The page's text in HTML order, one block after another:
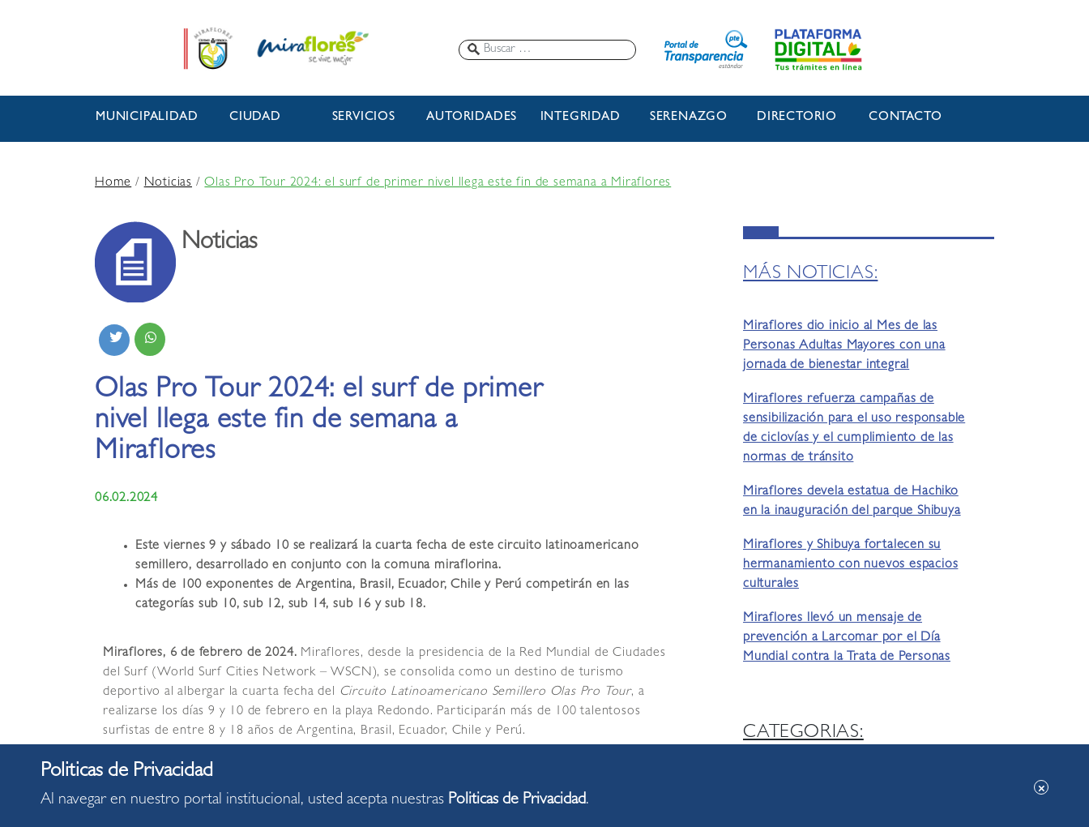
MUNICIPALIDAD CIUDAD SERVICIOS AUTORIDADES INTEGRIDAD SERENAZGO DIRECTORIO CONTACTO
Home/Noticias /Olas Pro Tour 2024: el surf de primer nivel llega este fin de semana a Miraflores
Noticias
Olas Pro Tour 2024: el surf de primer
nivel llega este fin de semana a
Miraflores
06.02.2024
Este viernes 9 y sábado 10 se realizará la cuarta fecha de este circuito latinoamericano
semillero, desarrollado en conjunto con la comuna miraflorina.
Más de 100 exponentes de Argentina, Brasil, Ecuador, Chile y Perú competirán en las
categorías sub 10, sub 12, sub 14, sub 16 y sub 18.
Miraflores, 6 de febrero de 2024. Miraflores, desde la presidencia de la Red Mundial de Ciudades
del Surf (World Surf Cities Network – WSCN), se consolida como un destino de turismo
deportivo al albergar la cuarta fecha del Circuito Latinoamericano Semillero Olas Pro Tour, a
realizarse los días 9 y 10 de febrero en la playa Redondo. Participarán más de 100 talentosos
surfistas de entre 8 y 18 años de Argentina, Brasil, Ecuador, Chile y Perú.
En el anuncio del torneo en mención estuvieron presentes el alcalde de Miraflores, Carlos
de Sao Paulo, Ze Paulo Ferreira; el representante de la Red Mundial de Ciudades del Surf, Felipe
MÁS NOTICIAS:
Miraflores dio inicio al Mes de las
Personas Adultas Mayores con una
jornada de bienestar integral
Miraflores refuerza campañas de
sensibilización para el uso responsable
de ciclovías y el cumplimiento de las
normas de tránsito
Miraflores devela estatua de Hachiko
en la inauguración del parque Shibuya
Miraflores y Shibuya fortalecen su
hermanamiento con nuevos espacios
culturales
Miraflores llevó un mensaje de
prevención a Larcomar por el Día
Mundial contra la Trata de Personas
CATEGORIAS:
Al navegar en nuestro portal institucional, usted acepta nuestras Politicas de Privacidad.